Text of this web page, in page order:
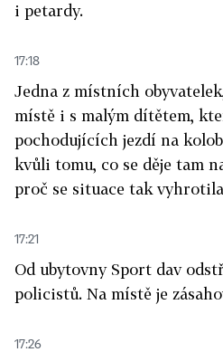
i petardy.
17:18
Jedna z místních
místě i s malým dítětem,
pochodujících jezdí na
kvůli tomu, co se děje tam
proč se situace tak
17:21
Od ubytovny Sport dav
policistů. Na místě je
17:26